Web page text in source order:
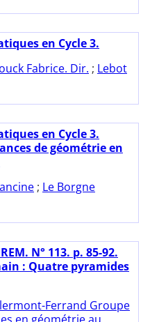
en Cycle 3.
Fabrice. Dir. ; Lebot
en Cycle 3.
de géométrie en
; Le Borgne
N° 113. p. 85-92.
: Quatre pyramides
Ferrand Groupe